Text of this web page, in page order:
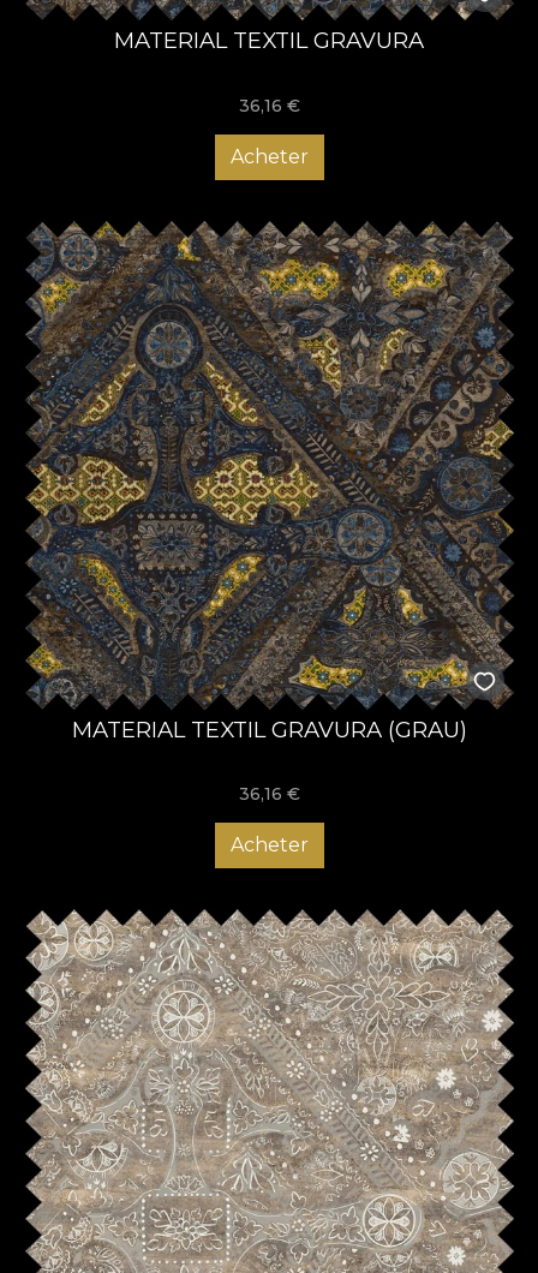
MATERIAL TEXTIL GRAVURA
36,16 €
Acheter
MATERIAL TEXTIL GRAVURA (GRAU)
36,16 €
Acheter